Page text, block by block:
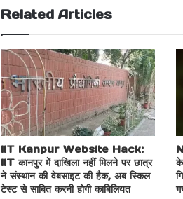
Related Articles
IIT Kanpur Website Hack:
IIT कानपुर में दाखिला नहीं मिलने पर छात्र
ने संस्थान की वेबसाइट की हैक, अब स्किल
टेस्ट से साबित करनी होगी काबिलियत
के